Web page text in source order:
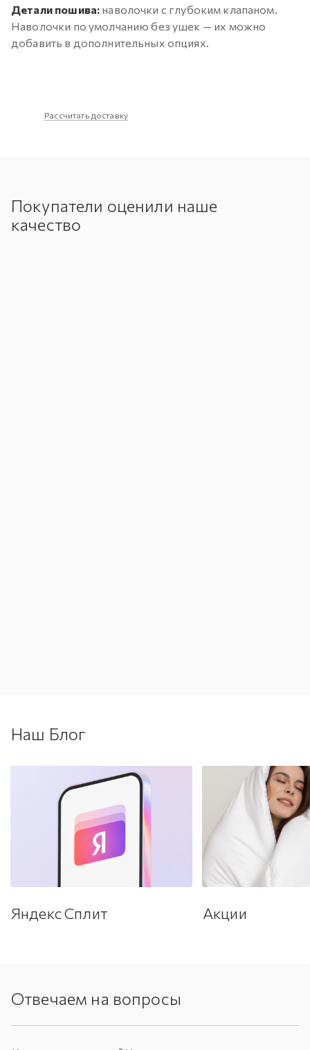
Детали пошива: наволочки с глубоким клапаном.
Наволочки по умолчанию без ушек — их можно
добавить в дополнительных опциях.
Рассчитать доставку
Покупатели оценили наше
качество
Наш Блог
Яндекс Сплит Акции
Отвечаем на вопросы